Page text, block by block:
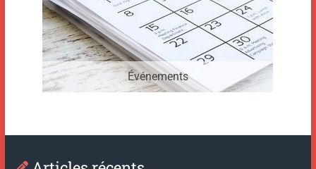
Événements